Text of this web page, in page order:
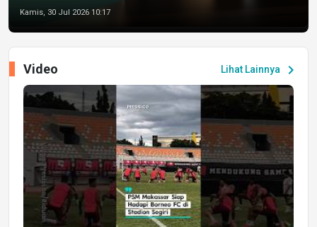
Kamis, 30 Jul 2026 10:17
Lihat Lainnya chevron_right
Video